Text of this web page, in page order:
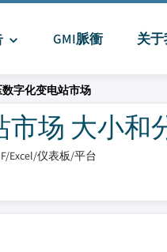
GMI脈衝 关
字化变电站市场
场 大小和
Excel/仪表板/平台